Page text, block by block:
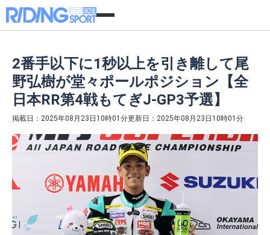
2番手以下に1秒以上を引き離して尾
野弘樹が堂々ポールポジション【全
日本RR第4戦もてぎJ-GP3予選】
掲載日：2025年08月23日10時01分更新日：2025年08月23日10時01分